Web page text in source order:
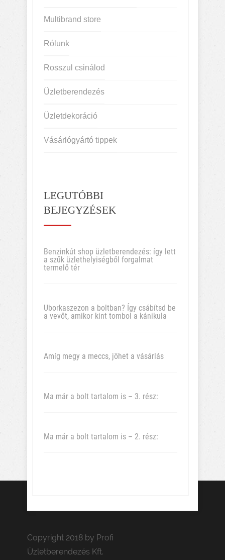
Multibrand store
Rólunk
Rosszul csinálod
Üzletberendezés
Üzletdekoráció
Vásárlógyártó tippek
LEGUTÓBBI
BEJEGYZÉSEK
Benzinkút shop üzletberendezés: így lett
a szűk üzlethelyiségből forgalmat
termelő tér
Uborkaszezon a boltban? Így csábítsd be
a vevőt, amikor kint tombol a kánikula
Amíg megy a meccs, jöhet a vásárlás
Ma már a bolt tartalom is – 3. rész:
Ma már a bolt tartalom is – 2. rész:
Copyright 2018 by Profi
Üzletberendezés Kft.